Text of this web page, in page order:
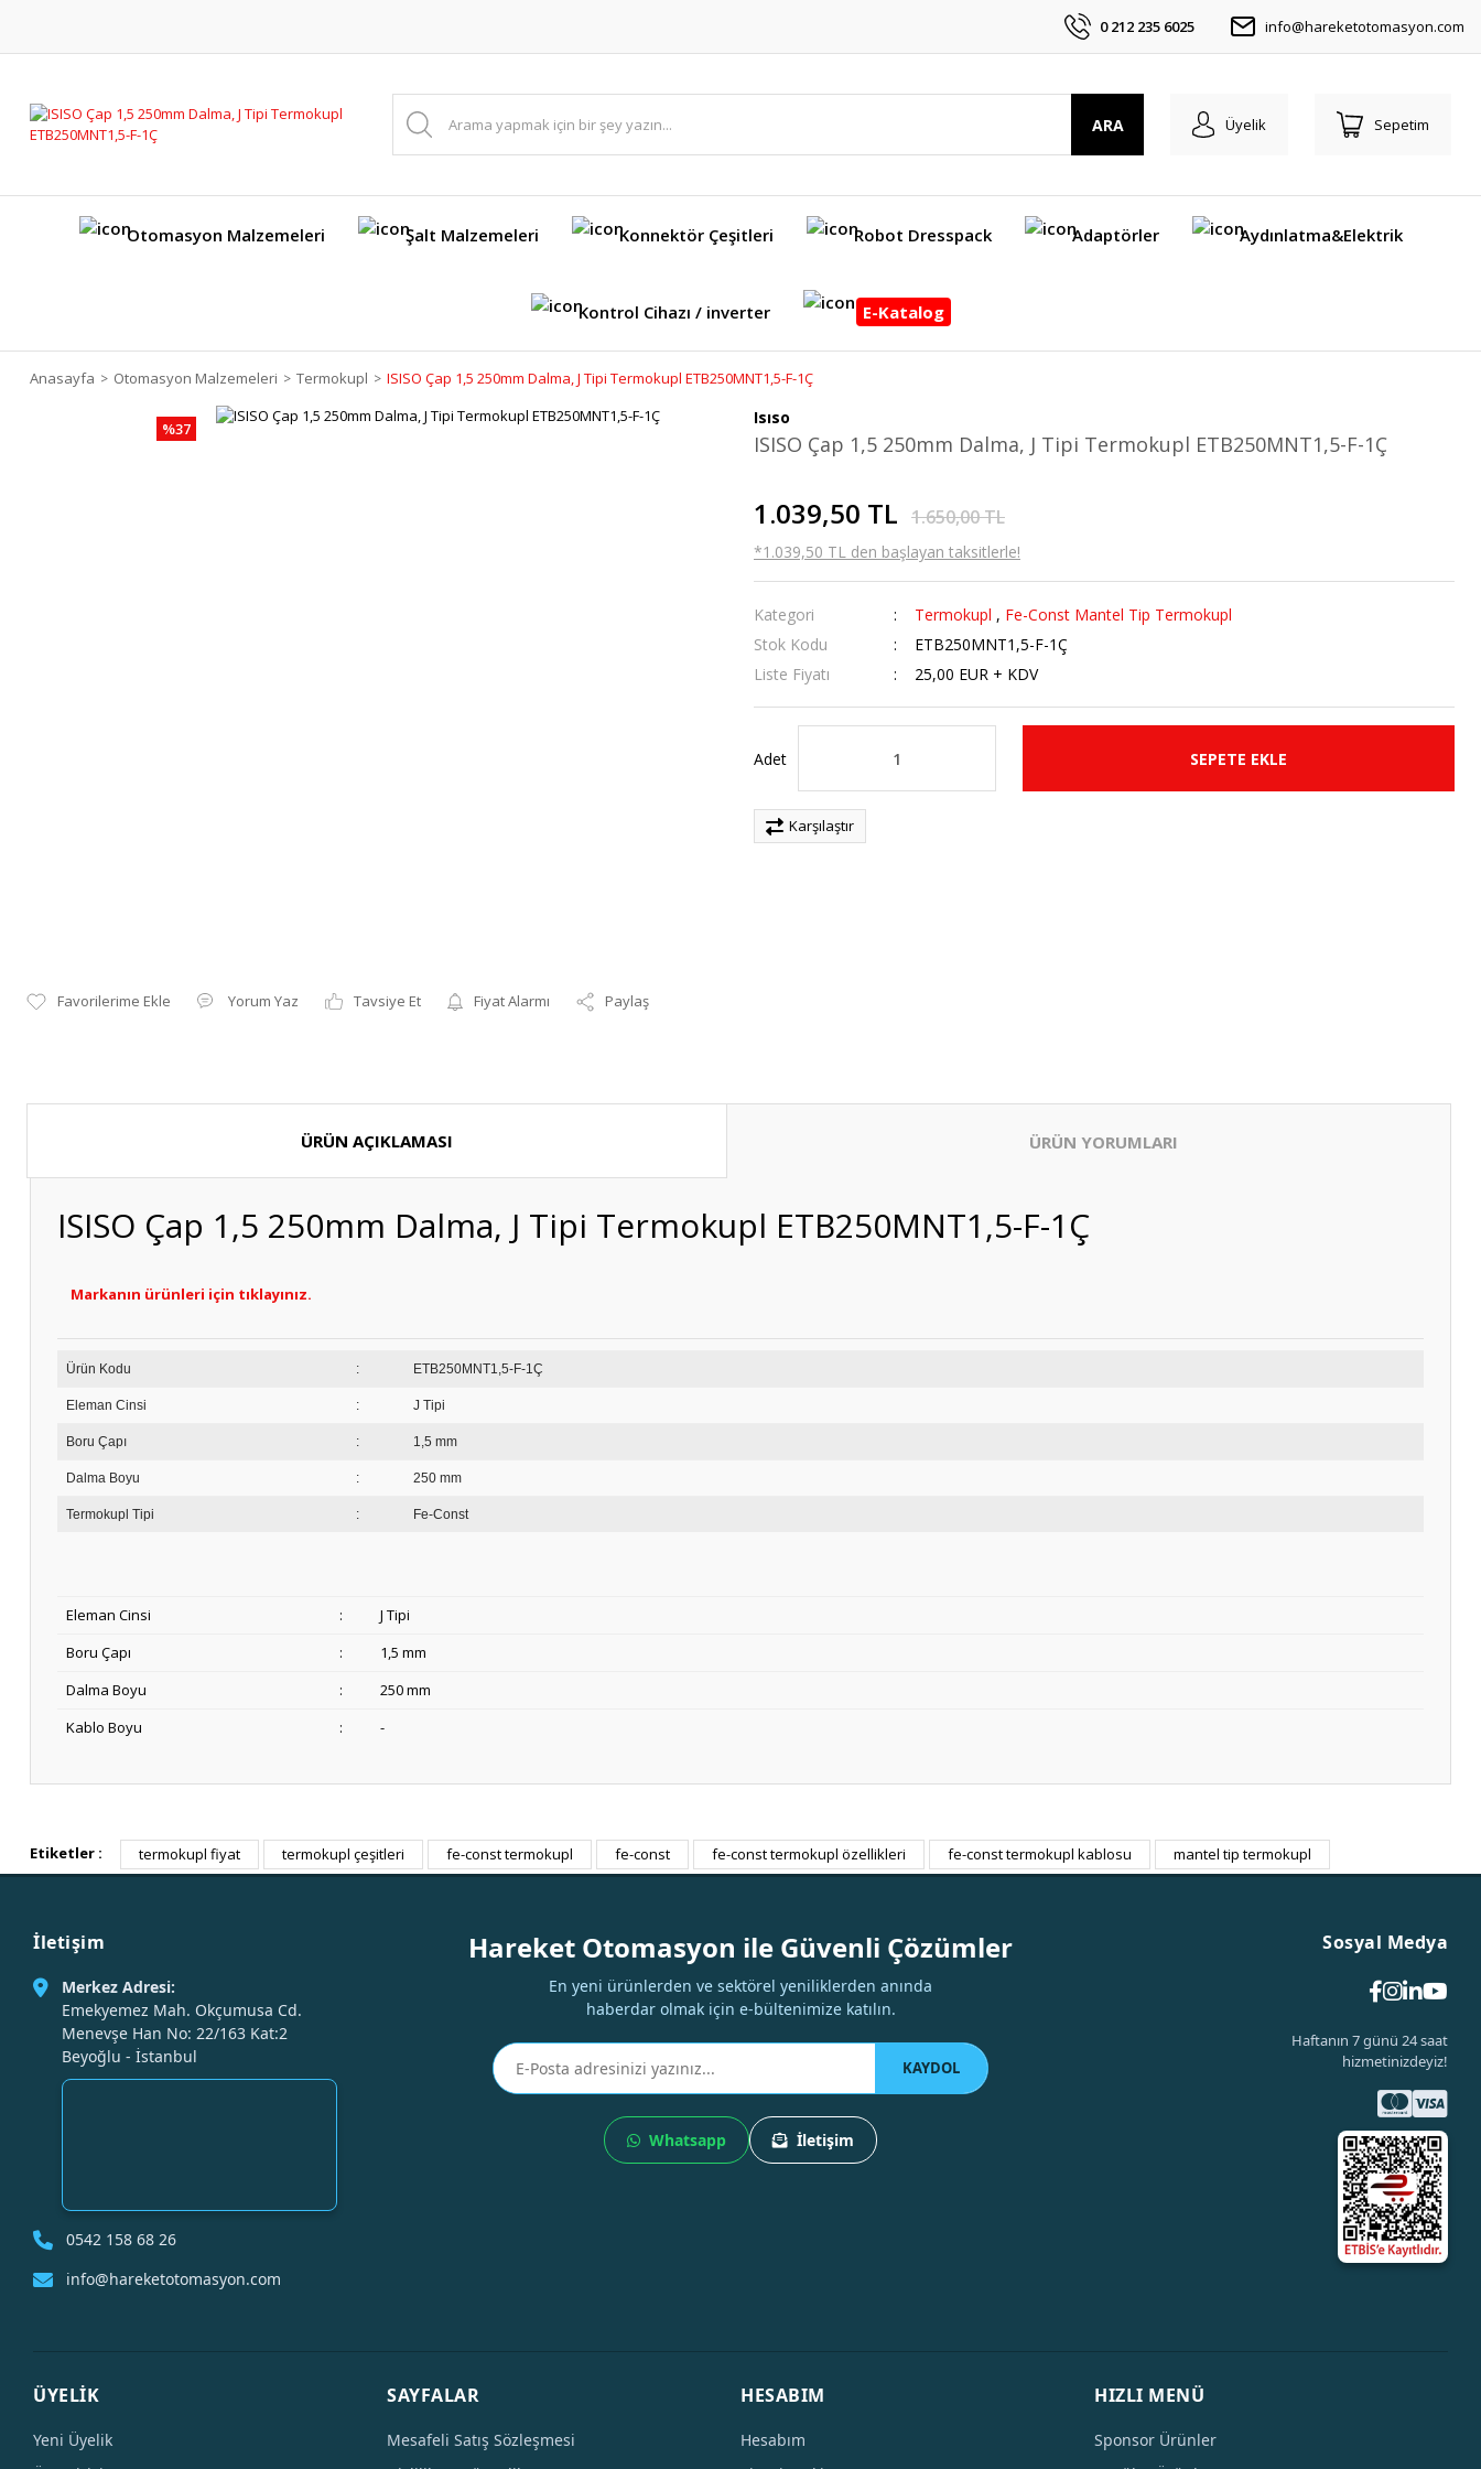
0 212 235 6025 info@hareketotomasyon.com
ARA Üyelik Sepetim
Otomasyon Malzemeleri Şalt Malzemeleri Konnektör Çeşitleri Robot Dresspack Adaptörler Aydınlatma&Elektrik
Kontrol Cihazı / inverter E-Katalog
Anasayfa Otomasyon Malzemeleri Termokupl ISISO Çap 1,5 250mm Dalma, J Tipi Termokupl ETB250MNT1,5-F-1Ç
%37
Yorum Yaz Tavsiye Et Fiyat Alarmı Paylaş
Isıso
ISISO Çap 1,5 250mm Dalma, J Tipi Termokupl ETB250MNT1,5-F-1Ç
1.039,50 TL 1.650,00 TL
*1.039,50 TL den başlayan taksitlerle!
Kategori Termokupl , Fe-Const Mantel Tip Termokupl
Stok Kodu
ETB250MNT1,5-F-1Ç
Liste Fiyatı
25,00 EUR + KDV
Adet SEPETE EKLE
Karşılaştır
ÜRÜN AÇIKLAMASI ÜRÜN YORUMLARI
ISISO Çap 1,5 250mm Dalma, J Tipi Termokupl ETB250MNT1,5-F-1Ç
Markanın ürünleri için tıklayınız.
Ürün Kodu : ETB250MNT1,5-F-1Ç
Eleman Cinsi : J Tipi
Boru Çapı : 1,5 mm
Dalma Boyu : 250 mm
Termokupl Tipi : Fe-Const
Eleman Cinsi :
J Tipi
Boru Çapı
:
1,5 mm
Dalma Boyu
:
250 mm
Kablo Boyu
: -
Bu ürüne ilk yorumu siz yapın!
Etiketler : termokupl fiyat termokupl çeşitleri fe-const termokupl fe-const fe-const termokupl özellikleri fe-const termokupl kablosu mantel tip termokupl
İletişim
Merkez Adresi:
Emekyemez Mah. Okçumusa Cd.
Menevşe Han No: 22/163 Kat:2
Beyoğlu - İstanbul
0542 158 68 26
info@hareketotomasyon.com
Hareket Otomasyon ile Güvenli Çözümler
En yeni ürünlerden ve sektörel yeniliklerden anında
haberdar olmak için e-bültenimize katılın.
KAYDOL
Whatsapp İletişim
Sosyal Medya
Haftanın 7 günü 24 saat
hizmetinizdeyiz!
ÜYELİK
Yeni Üyelik
SAYFALAR
Mesafeli Satış Sözleşmesi
HESABIM
Hesabım
HIZLI MENÜ
Sponsor Ürünler